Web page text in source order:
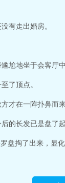
有走出婚房。
尬地坐于会客厅
了顶点。
才在一阵扑鼻而
的长发已是盘了
盘掏了出来，显